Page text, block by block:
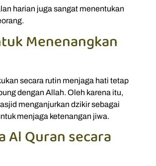
harian juga sangat menentukan
Menenangkan
secara rutin menjaga hati tetap
dengan Allah. Oleh karena itu,
menganjurkan dzikir sebagai
menjaga ketenangan jiwa.
Al Quran secara